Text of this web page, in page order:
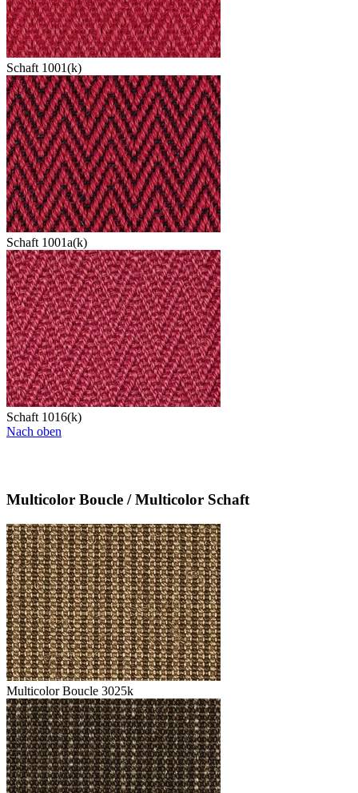
Schaft 1001(k)
Schaft 1001a(k)
Schaft 1016(k)
Nach oben
Multicolor Boucle / Multicolor Schaft
Multicolor Boucle 3025k